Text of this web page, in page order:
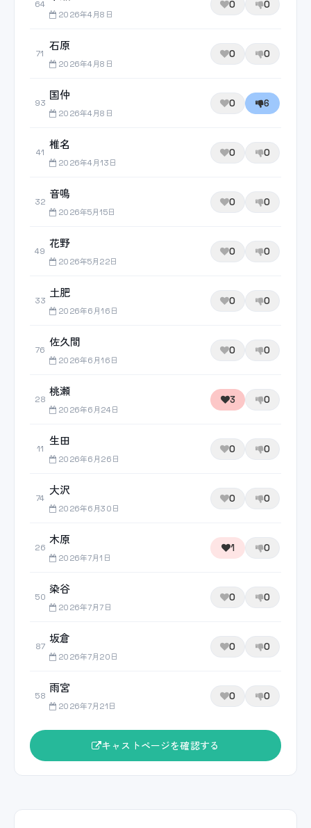
64
2026年4月8日
0 0
71
石原
2026年4月8日
0 0
93
国仲
2026年4月8日
0 6
41
椎名
2026年4月13日
0 0
32
音鳴
2026年5月15日
0 0
49
花野
2026年5月22日
0 0
33
土肥
2026年6月16日
0 0
76
佐久間
2026年6月16日
0 0
28
桃瀬
2026年6月24日
3 0
11
生田
2026年6月26日
0 0
74
大沢
2026年6月30日
0 0
26
木原
2026年7月1日
1 0
50
染谷
2026年7月7日
0 0
87
坂倉
2026年7月20日
0 0
58
雨宮
2026年7月21日
0 0
キャストページを確認する